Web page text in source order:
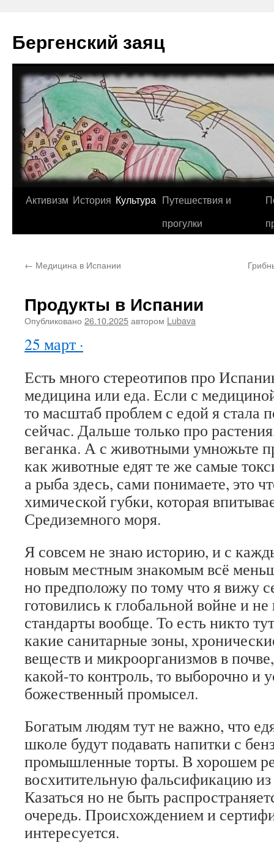
содержимому
Бергенский заяц
Активизм История Культура Путешествия и
прогулки
← Медицина в Испании
Продукты в Испании
Опубликовано 26.10.2025автором Lubava
25 март ·
Есть много стереотипов про
медицина или еда. Если с
то масштаб проблем с едой я стала
сейчас. Дальше только про
веганка. А с животными умножьте
как животные едят те же самые
а рыба здесь, сами понимаете, это
химической губки, которая
Средиземного моря.
Я совсем не знаю историю, и с
новым местным знакомым всё
но предположу по тому что я вижу
готовились к глобальной войне и
стандарты вообще. То есть никто
какие санитарные зоны,
веществ и микроорганизмов в
какой-то контроль, то выборочно и
божественный промысел.
Богатым людям тут не важно, что
школе будут подавать напитки с
промышленные торты. В хорошем
восхитительную фальсификацию из
Казаться но не быть
очередь. Происхождением и
интересуется.